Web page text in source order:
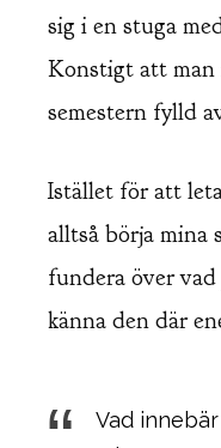
sig i en stuga
Konstigt att
semestern fylld
Istället för att
alltså börja mina
fundera över
känna den där
Vad